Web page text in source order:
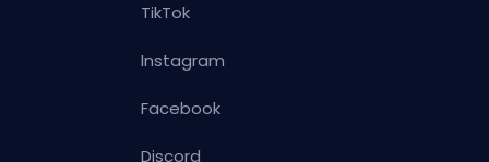
TikTok
Instagram
Facebook
Discord